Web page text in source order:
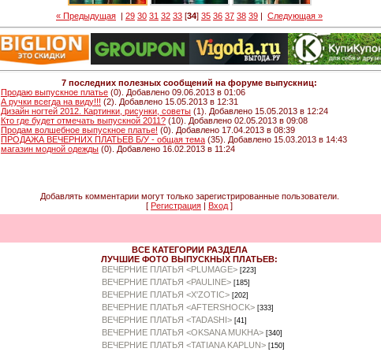
« Предыдущая | 29 30 31 32 33 [34] 35 36 37 38 39 | Следующая »
7 последних полезных сообщений на форуме выпускниц:
Продаю выпускное платье (0). Добавлено 09.06.2013 в 01:06
А ручки всегда на виду!!! (2). Добавлено 15.05.2013 в 12:31
Дизайн ногтей 2012. Картинки, рисунки, советы (1). Добавлено 15.05.2013 в 12:24
Кто где будет отмечать выпускной 2011? (10). Добавлено 02.05.2013 в 09:08
Продам волшебное выпускное платье! (0). Добавлено 17.04.2013 в 08:39
ПРОДАЖА ВЕЧЕРНИХ ПЛАТЬЕВ Б/У - общая тема (35). Добавлено 15.03.2013 в 14:43
магазин модной одежды (0). Добавлено 16.02.2013 в 11:24
Добавлять комментарии могут только зарегистрированные пользователи.
[ Регистрация | Вход ]
ВСЕ КАТЕГОРИИ РАЗДЕЛА
ЛУЧШИЕ ФОТО ВЫПУСКНЫХ ПЛАТЬЕВ:
ВЕЧЕРНИЕ ПЛАТЬЯ <PLUMAGE> [223]
ВЕЧЕРНИЕ ПЛАТЬЯ <PAULINE> [185]
ВЕЧЕРНИЕ ПЛАТЬЯ <X'ZOTIC> [202]
ВЕЧЕРНИЕ ПЛАТЬЯ <AFTERSHOCK> [333]
ВЕЧЕРНИЕ ПЛАТЬЯ <TADASHI> [41]
ВЕЧЕРНИЕ ПЛАТЬЯ <OKSANA MUKHA> [340]
ВЕЧЕРНИЕ ПЛАТЬЯ <TATIANA KAPLUN> [150]